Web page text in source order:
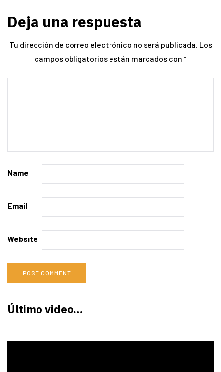
Deja una respuesta
Tu dirección de correo electrónico no será publicada. Los
campos obligatorios están marcados con *
Name
Email
Website
Último video…